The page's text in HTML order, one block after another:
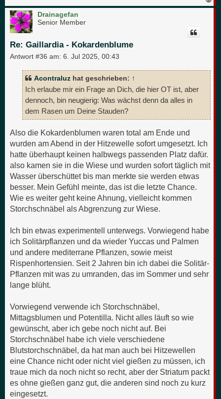
a
Drainagefan
Senior Member
Re: Gaillardia - Kokardenblume
Antwort #36 am: 6. Jul 2025, 00:43
Acontraluz hat geschrieben: ↑
Ich erlaube mir ein Frage an Dich, die hier OT ist, aber
dennoch, bin neugierig: Was wächst denn da alles in
dem Rasen um Deine Stauden?
Also die Kokardenblumen waren total am Ende und
wurden am Abend in der Hitzewelle sofort umgesetzt. Ich
hatte überhaupt keinen halbwegs passenden Platz dafür.
also kamen sie in die Wiese und wurden sofort täglich mit
Wasser überschüttet bis man merkte sie werden etwas
besser. Mein Gefühl meinte, das ist die letzte Chance.
Wie es weiter geht keine Ahnung, vielleicht kommen
Storchschnäbel als Abgrenzung zur Wiese.
Ich bin etwas experimentell unterwegs. Vorwiegend habe
ich Solitärpflanzen und da wieder Yuccas und Palmen
und andere mediterrane Pflanzen, sowie meist
Rispenhortensien. Seit 2 Jahren bin ich dabei die Solitär-
Pflanzen mit was zu umranden, das im Sommer und sehr
lange blüht.
Vorwiegend verwende ich Storchschnäbel,
Mittagsblumen und Potentilla. Nicht alles läuft so wie
gewünscht, aber ich gebe noch nicht auf. Bei
Storchschnäbel habe ich viele verschiedene
Blutstorchschnäbel, da hat man auch bei Hitzewellen
eine Chance nicht oder nicht viel gießen zu müssen, ich
traue mich da noch nicht so recht, aber der Striatum packt
es ohne gießen ganz gut, die anderen sind noch zu kurz
eingesetzt.